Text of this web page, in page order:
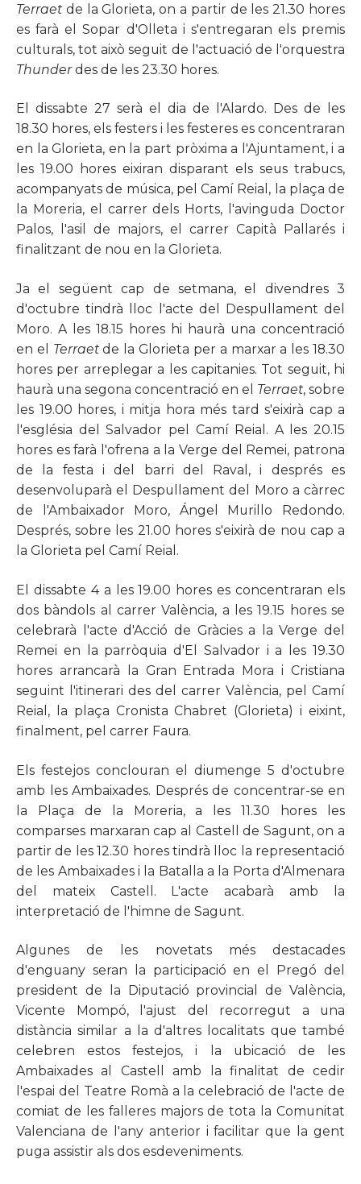
Terraetde la Glorieta, on a partir de les 21.30 hores
es farà el Sopar d'Olleta i s'entregaran els premis
culturals, tot això seguit de l'actuació de l'orquestra
Thunderdes de les 23.30 hores.
El dissabte 27 serà el dia de l'Alardo. Des de les
18.30 hores, els festers i les festeres es concentraran
en la Glorieta, en la part pròxima a l'Ajuntament, i a
les 19.00 hores eixiran disparant els seus trabucs,
acompanyats de música, pel Camí Reial, la plaça de
la Moreria, el carrer dels Horts, l'avinguda Doctor
Palos, l'asil de majors, el carrer Capità Pallarés i
finalitzant de nou en la Glorieta.
Ja el següent cap de setmana, el divendres 3
d'octubre tindrà lloc l'acte del Despullament del
Moro. A les 18.15 hores hi haurà una concentració
en el Terraetde la Glorieta per a marxar a les 18.30
hores per arreplegar a les capitanies. Tot seguit, hi
haurà una segona concentració en el Terraet, sobre
les 19.00 hores, i mitja hora més tard s'eixirà cap a
l'església del Salvador pel Camí Reial. A les 20.15
hores es farà l'ofrena a la Verge del Remei, patrona
de la festa i del barri del Raval, i després es
desenvoluparà el Despullament del Moro a càrrec
de l'Ambaixador Moro, Ángel Murillo Redondo.
Després, sobre les 21.00 hores s'eixirà de nou cap a
la Glorieta pel Camí Reial.
El dissabte 4 a les 19.00 hores es concentraran els
dos bàndols al carrer València, a les 19.15 hores se
celebrarà l'acte d'Acció de Gràcies a la Verge del
Remei en la parròquia d'El Salvador i a les 19.30
hores arrancarà la Gran Entrada Mora i Cristiana
seguint l'itinerari des del carrer València, pel Camí
Reial, la plaça Cronista Chabret (Glorieta) i eixint,
finalment, pel carrer Faura.
Els festejos conclouran el diumenge 5 d'octubre
amb les Ambaixades. Després de concentrar-se en
la Plaça de la Moreria, a les 11.30 hores les
comparses marxaran cap al Castell de Sagunt, on a
partir de les 12.30 hores tindrà lloc la representació
de les Ambaixades i la Batalla a la Porta d'Almenara
del mateix Castell. L'acte acabarà amb la
interpretació de l'himne de Sagunt.
Algunes de les novetats més destacades
d'enguany seran la participació en el Pregó del
president de la Diputació provincial de València,
Vicente Mompó, l'ajust del recorregut a una
distància similar a la d'altres localitats que també
celebren estos festejos, i la ubicació de les
Ambaixades al Castell amb la finalitat de cedir
l'espai del Teatre Romà a la celebració de l'acte de
comiat de les falleres majors de tota la Comunitat
Valenciana de l'any anterior i facilitar que la gent
puga assistir als dos esdeveniments.